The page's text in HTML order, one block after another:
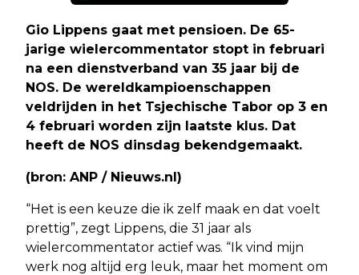
Gio Lippens gaat met pensioen. De 65-
jarige wielercommentator stopt in februari
na een dienstverband van 35 jaar bij de
NOS. De wereldkampioenschappen
veldrijden in het Tsjechische Tabor op 3 en
4 februari worden zijn laatste klus. Dat
heeft de NOS dinsdag bekendgemaakt.
(bron: ANP / Nieuws.nl)
“Het is een keuze die ik zelf maak en dat voelt
prettig”, zegt Lippens, die 31 jaar als
wielercommentator actief was. “Ik vind mijn
werk nog altijd erg leuk, maar het moment om